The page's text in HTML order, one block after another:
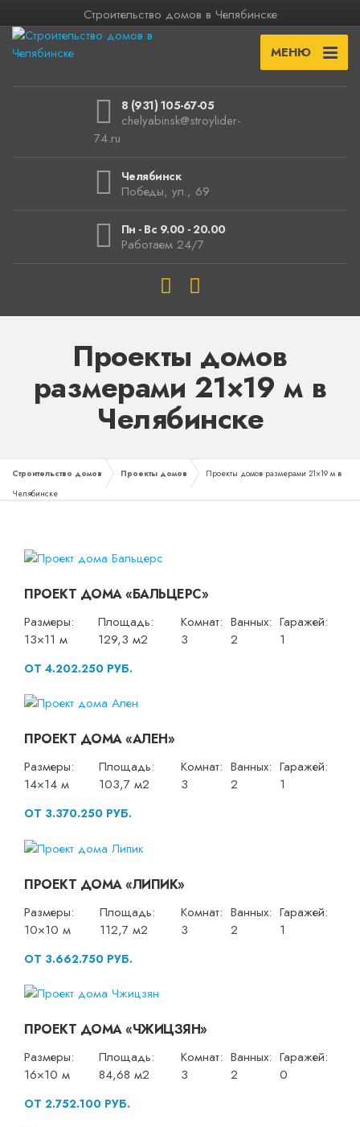
Строительство домов в Челябинске
МЕНЮ
8 (931) 105-67-05
chelyabinsk@stroylider-
74.ru
Челябинск
Победы, ул., 69
Пн - Вс 9.00 - 20.00
Работаем 24/7
Проекты домов
размерами 21×19 м в
Челябинске
Строительство домов Проекты домов
Проекты домов размерами 21×19 м в
Челябинске
ПРОЕКТ ДОМА «БАЛЬЦЕРС»
Размеры:
13×11 м
Площадь:
129,3 м2
Комнат:
3
Ванных:
2
Гаражей:
1
ОТ 4.202.250 РУБ.
ПРОЕКТ ДОМА «АЛЕН»
Размеры:
14×14 м
Площадь:
103,7 м2
Комнат:
3
Ванных:
2
Гаражей:
1
ОТ 3.370.250 РУБ.
ПРОЕКТ ДОМА «ЛИПИК»
Размеры:
10×10 м
Площадь:
112,7 м2
Комнат:
3
Ванных:
2
Гаражей:
1
ОТ 3.662.750 РУБ.
ПРОЕКТ ДОМА «ЧЖИЦЗЯН»
Размеры:
16×10 м
Площадь:
84,68 м2
Комнат:
3
Ванных:
2
Гаражей:
0
ОТ 2.752.100 РУБ.